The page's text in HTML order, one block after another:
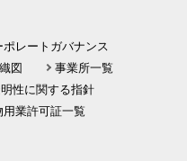
ポレートガバナンス
図
事業所一覧
性に関する指針
用業許可証一覧